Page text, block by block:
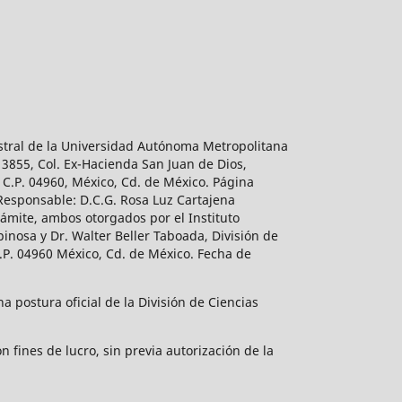
de la Universidad Autónoma Metropolitana
Col. Ex-Hacienda San Juan de Dios,
04960, México, Cd. de México. Página
D.C.G. Rosa Luz Cartajena
ambos otorgados por el Instituto
y Dr. Walter Beller Taboada, División de
04960 México, Cd. de México. Fecha de
postura oficial de la División de Ciencias
fines de lucro, sin previa autorización de la